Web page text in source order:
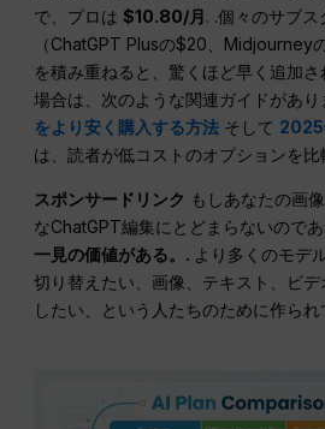
で、プロは$10.80/月. .個々のサブ
（ChatGPT Plusの$20、Midjourney
を積み重ねると、驚くほど早く追加
場合は、次のような関連ガイドがあり
をより安く購入する方法 そして 2025
は、読者が低コストのオプションを
スポンサードリンク もしあなたの画
なChatGPT編集にとどまらないのであ
一見の価値がある。. より多くのモデ
切り替えたい、画像、テキスト、ビ
したい、という人たちのために作られ